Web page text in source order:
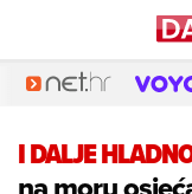
I DALJE